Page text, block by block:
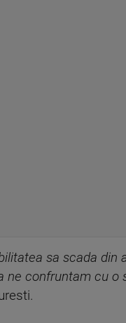
sa scada
ne confruntam cu